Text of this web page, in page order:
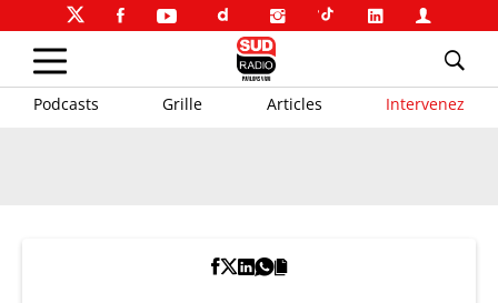
Podcasts Grille Articles Intervenez